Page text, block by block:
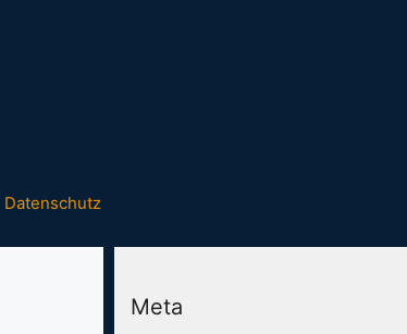
Datenschutz
Meta